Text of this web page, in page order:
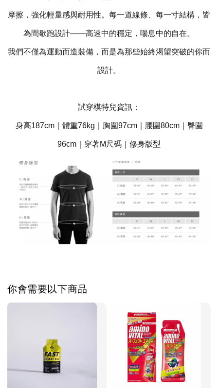
摩擦，強化輕量感與耐用性。每一道線條、每一寸結構，皆
為間歇跑設計——高速中的穩定，喘息中的自在。
我們不僅為運動而造裝備，而是為那些始終渴望突破的你而
設計。
試穿模特兒資訊：
身高187cm｜體重76kg｜胸圍97cm｜腰圍80cm｜臀圍
96cm｜穿著M尺碼｜修身版型
你會需要以下商品